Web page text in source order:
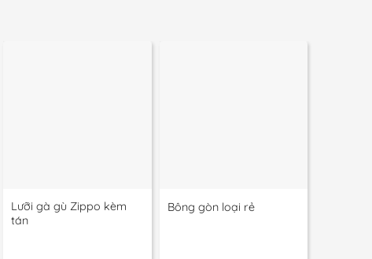
Lưỡi gà gù Zippo kèm
tán
Bông gòn loại rẻ